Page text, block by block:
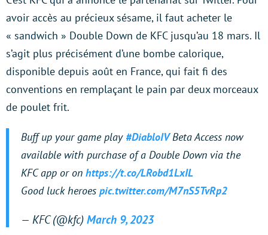
avoir accès au précieux sésame, il faut acheter le
« sandwich » Double Down de KFC jusqu’au 18 mars. Il
s’agit plus précisément d’une bombe calorique,
disponible depuis août en France, qui fait fi des
conventions en remplaçant le pain par deux morceaux
de poulet frit.
Buff up your game play #DiabloIVBeta Access now
available with purchase of a Double Down via the
KFC app or on https://t.co/LRobd1LxIL
Good luck heroes pic.twitter.com/M7nS5TvRp2
— KFC (@kfc) March 9, 2023